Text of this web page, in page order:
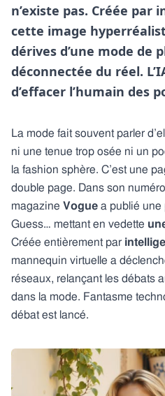
n’existe pas. Créée
cette image
dérives d’une mode de
déconnectée du réel.
d’effacer l’humain des
La mode fait souvent parler
ni une tenue trop osée ni un
la fashion sphère. C’est une
double page. Dans son
magazine Vogue a publié une
Guess… mettant en vedette
Créée entièrement par
mannequin virtuelle a
réseaux, relançant les débats
dans la mode. Fantasme
débat est lancé.